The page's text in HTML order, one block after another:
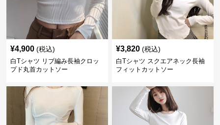
¥4,900 (税込)
白Tシャツ リブ編み長袖クロッ
プド丸首カットソー
¥3,820 (税込)
白Tシャツ スクエアネック長袖
フィットカットソー